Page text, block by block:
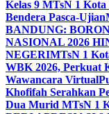
Kelas 9 MTsN 1
Bendera Pasca-Ujian
BANDUNG:
NASIONAL 2026
NEGERIMTsN 1
WBK 2026, Perkuat
Wawancara Virtual
Khofifah Serahkan
Dua Murid MTsN 1